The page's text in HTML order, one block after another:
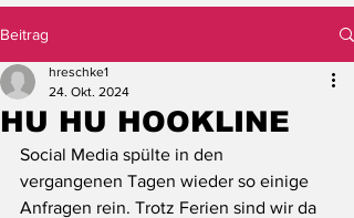
Beitrag
HU HU HOOKLINE
hreschke1
24. Okt. 2024
Social Media spülte in den
vergangenen Tagen wieder so einige
Anfragen rein. Trotz Ferien sind wir da